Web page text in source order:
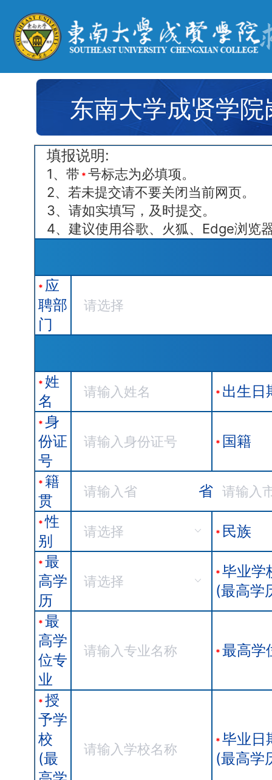
东南大学成贤学
填报说明:
1、带 * 号标志为必填项。
2、若未提交请不要关闭当前网页。
3、请如实填写，及时提交。
4、建议使用谷歌、火狐、Edge浏览
* 应
聘部
门
* 姓
名
* 出生日
* 身
份证
号
* 国籍
* 籍
贯
省
* 性
别
* 民族
* 最
高学
历
* 毕业学
(最高学
* 最
高学
位专
业
* 最高学
* 授
予学
校
(最
* 毕业日
(最高学